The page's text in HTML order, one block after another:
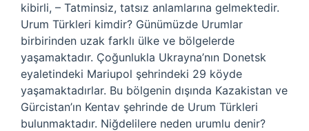
kibirli, – Tatminsiz, tatsız anlamlarına gelmektedir.
Urum Türkleri kimdir? Günümüzde Urumlar
birbirinden uzak farklı ülke ve bölgelerde
yaşamaktadır. Çoğunlukla Ukrayna’nın Donetsk
eyaletindeki Mariupol şehrindeki 29 köyde
yaşamaktadırlar. Bu bölgenin dışında Kazakistan ve
Gürcistan’ın Kentav şehrinde de Urum Türkleri
bulunmaktadır. Niğdelilere neden urumlu denir?